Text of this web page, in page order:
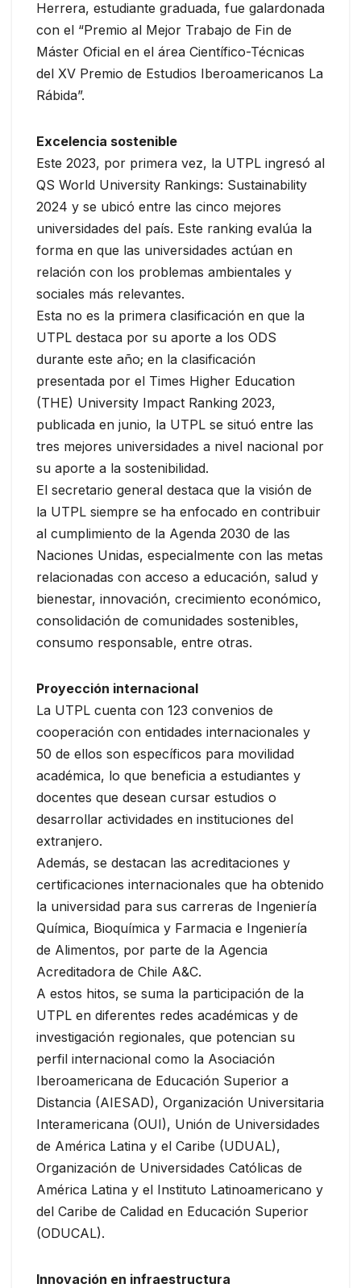
Herrera, estudiante graduada, fue galardonada
con el “Premio al Mejor Trabajo de Fin de
Máster Oficial en el área Científico-Técnicas
del XV Premio de Estudios Iberoamericanos La
Rábida”.
Excelencia sostenible
Este 2023, por primera vez, la UTPL ingresó al
QS World University Rankings: Sustainability
2024 y se ubicó entre las cinco mejores
universidades del país. Este ranking evalúa la
forma en que las universidades actúan en
relación con los problemas ambientales y
sociales más relevantes.
Esta no es la primera clasificación en que la
UTPL destaca por su aporte a los ODS
durante este año; en la clasificación
presentada por el Times Higher Education
(THE) University Impact Ranking 2023,
publicada en junio, la UTPL se situó entre las
tres mejores universidades a nivel nacional por
su aporte a la sostenibilidad.
El secretario general destaca que la visión de
la UTPL siempre se ha enfocado en contribuir
al cumplimiento de la Agenda 2030 de las
Naciones Unidas, especialmente con las metas
relacionadas con acceso a educación, salud y
bienestar, innovación, crecimiento económico,
consolidación de comunidades sostenibles,
consumo responsable, entre otras.
Proyección internacional
La UTPL cuenta con 123 convenios de
cooperación con entidades internacionales y
50 de ellos son específicos para movilidad
académica, lo que beneficia a estudiantes y
docentes que desean cursar estudios o
desarrollar actividades en instituciones del
extranjero.
Además, se destacan las acreditaciones y
certificaciones internacionales que ha obtenido
la universidad para sus carreras de Ingeniería
Química, Bioquímica y Farmacia e Ingeniería
de Alimentos, por parte de la Agencia
Acreditadora de Chile A&C.
A estos hitos, se suma la participación de la
UTPL en diferentes redes académicas y de
investigación regionales, que potencian su
perfil internacional como la Asociación
Iberoamericana de Educación Superior a
Distancia (AIESAD), Organización Universitaria
Interamericana (OUI), Unión de Universidades
de América Latina y el Caribe (UDUAL),
Organización de Universidades Católicas de
América Latina y el Instituto Latinoamericano y
del Caribe de Calidad en Educación Superior
(ODUCAL).
Innovación en infraestructura